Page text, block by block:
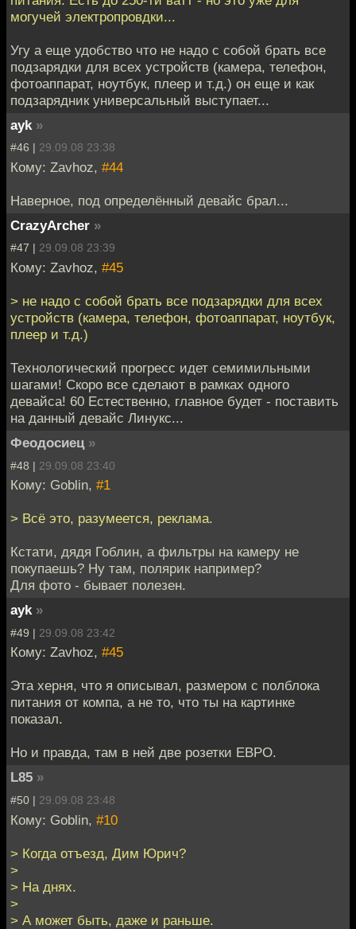
могучей электропровдки...
Угу а еще удобство что не надо с собой брать все
подзарядки для всех устройств (камера, телефон,
фотоаппарат, ноутбук, плеер и т.д.) он еще и как
подзарядник универсальный выступает...
ayk »
#46 | 29.09.08 23:38
Кому: Zavhoz, #44
Наверное, под определённый девайс брал...
CrazyArcher »
#47 | 29.09.08 23:39
Кому: Zavhoz, #45
> не надо с собой брать все подзарядки для всех
устройств (камера, телефон, фотоаппарат, ноутбук,
плеер и т.д.)
Технологический прогресс идет семимильными
шагами! Скоро все сделают в рамках одного
девайса! 60 Естественно, главное будет - поставить
на данный девайс Линукс...
Феодосиец »
#48 | 29.09.08 23:40
Кому: Goblin, #1
> Всё это, разумеется, реклама.
Кстати, дядя Гоблин, а фильтры на камеру не
покупаешь? Ну там, полярик например?
Для фото - бывает полезен.
ayk »
#49 | 29.09.08 23:42
Кому: Zavhoz, #45
Эта херня, что я описывал, размером с полблока
питания от компа, а не то, что ты на картинке
показал.
Но и правда, там в ней две розетки ЕВРО.
L85 »
#50 | 29.09.08 23:48
Кому: Goblin, #10
> Когда отъезд, Дим Юрич?
>
> На днях.
>
> А может быть, даже и раньше.